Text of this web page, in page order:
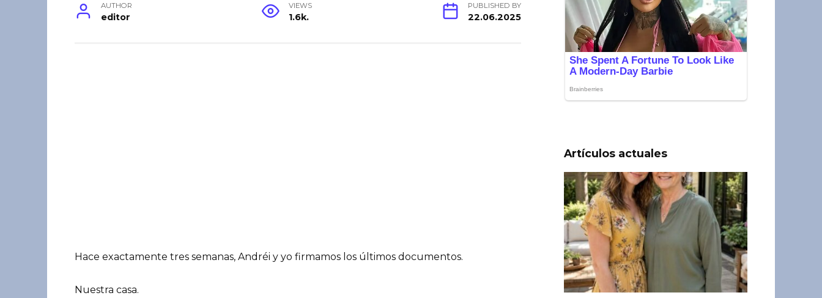
AUTHOR
editor
VIEWS
1.6k.
PUBLISHED BY
22.06.2025
Hace exactamente tres semanas, Andréi y yo firmamos los últimos documentos.
Nuestra casa.
Artículos actuales